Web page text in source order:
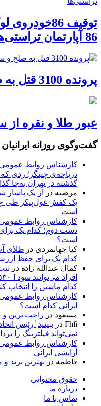
86 آپارتمان تراستی‌ها
پرونده 3100 قتل به صلح و سازش ختم شد
عبور طلا و نقره
گفت‌وگوی روزانه ایرانیان
کارشناس روابط عمومی
دریاچه‌ی چیتگر؛ ردی
گذشته در تهران به‌جا
مرضیه در
از یک پاساژ
یک کفش غول‌پیکر طی
است
کارشناس روابط عمومی
دست دوم؛ کدام یک
است؟
کیا جهانمردی در طلای
کدام یک برای حفظ
کمال عبدالله زاده در
کدام ماشین را انتخاب
کارشناس روابط عمومی
ایرانی کدام است؟
مسعود در راحت ترین و
Fhfi در ببینید| ٰرئیس
نمی‌تواند فیلترینگ را
کارشناس روابط عمومی
آرایشی ایرانی
فاطمه در بهترین برند
حقوق محتوایی
درباره ما
تماس با ما